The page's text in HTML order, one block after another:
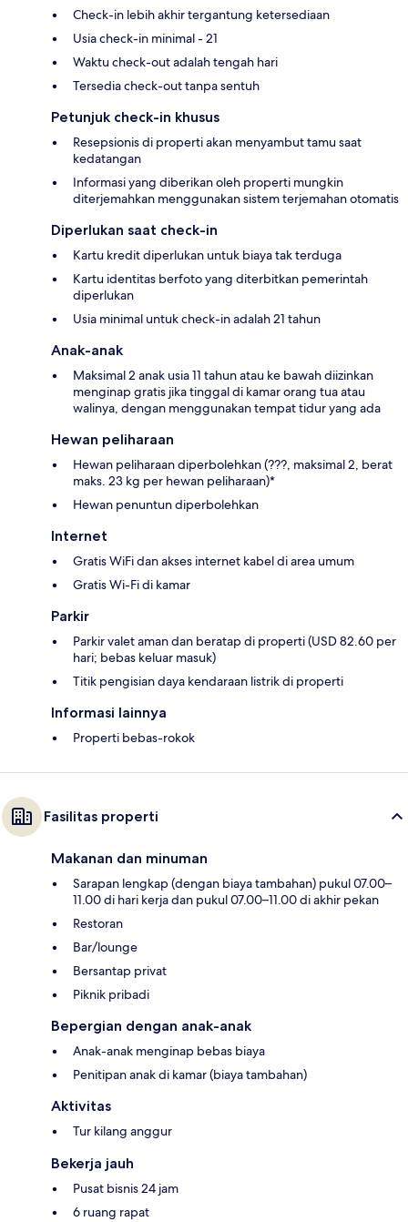
Check-in lebih akhir tergantung ketersediaan
Usia check-in minimal - 21
Waktu check-out adalah tengah hari
Tersedia check-out tanpa sentuh
Petunjuk check-in khusus
Resepsionis di properti akan menyambut tamu saat
kedatangan
Informasi yang diberikan oleh properti mungkin
diterjemahkan menggunakan sistem terjemahan otomatis
Diperlukan saat check-in
Kartu kredit diperlukan untuk biaya tak terduga
Kartu identitas berfoto yang diterbitkan pemerintah
diperlukan
Usia minimal untuk check-in adalah 21 tahun
Anak-anak
Maksimal 2 anak usia 11 tahun atau ke bawah diizinkan
menginap gratis jika tinggal di kamar orang tua atau
walinya, dengan menggunakan tempat tidur yang ada
Hewan peliharaan
Hewan peliharaan diperbolehkan (???, maksimal 2, berat
maks. 23 kg per hewan peliharaan)*
Hewan penuntun diperbolehkan
Internet
Gratis WiFi dan akses internet kabel di area umum
Gratis Wi-Fi di kamar
Parkir
Parkir valet aman dan beratap di properti (USD 82.60 per
hari; bebas keluar masuk)
Titik pengisian daya kendaraan listrik di properti
Informasi lainnya
Properti bebas-rokok
Fasilitas properti
Makanan dan minuman
Sarapan lengkap (dengan biaya tambahan) pukul 07.00–
11.00 di hari kerja dan pukul 07.00–11.00 di akhir pekan
Restoran
Bar/lounge
Bersantap privat
Piknik pribadi
Bepergian dengan anak-anak
Anak-anak menginap bebas biaya
Penitipan anak di kamar (biaya tambahan)
Aktivitas
Tur kilang anggur
Bekerja jauh
Pusat bisnis 24 jam
6 ruang rapat